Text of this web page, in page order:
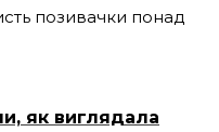
позивачки понад
як виглядала